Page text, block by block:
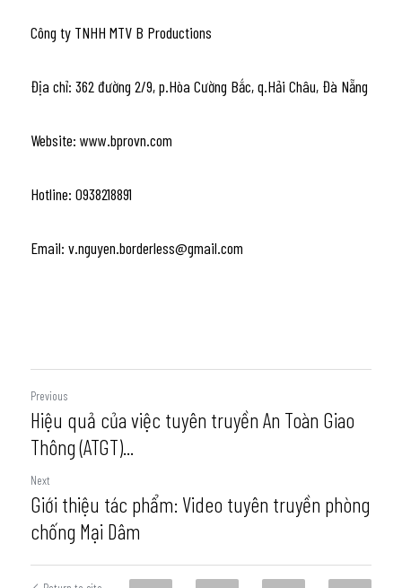
Công ty TNHH MTV B Productions
Địa chỉ: 362 đường 2/9, p.Hòa Cường Bắc, q.Hải Châu, Đà Nẵng
Website: www.bprovn.com
Hotline: 0938218891
Email: v.nguyen.borderless@gmail.com
Previous
Hiệu quả của việc tuyên truyền An Toàn Giao
Thông (ATGT)...
Next
Giới thiệu tác phẩm: Video tuyên truyền phòng
chống Mại Dâm